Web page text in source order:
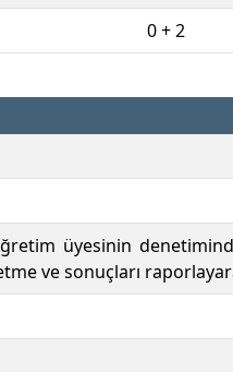
0 + 2
üyesinin
ve sonuçları